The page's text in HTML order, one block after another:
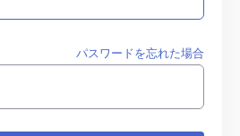
パスワードを忘れた場合